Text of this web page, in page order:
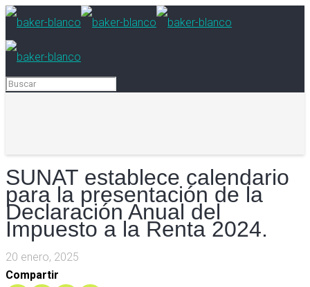
SUNAT establece calendario
para la presentación de la
Declaración Anual del
Impuesto a la Renta 2024.
20 enero, 2025
Compartir